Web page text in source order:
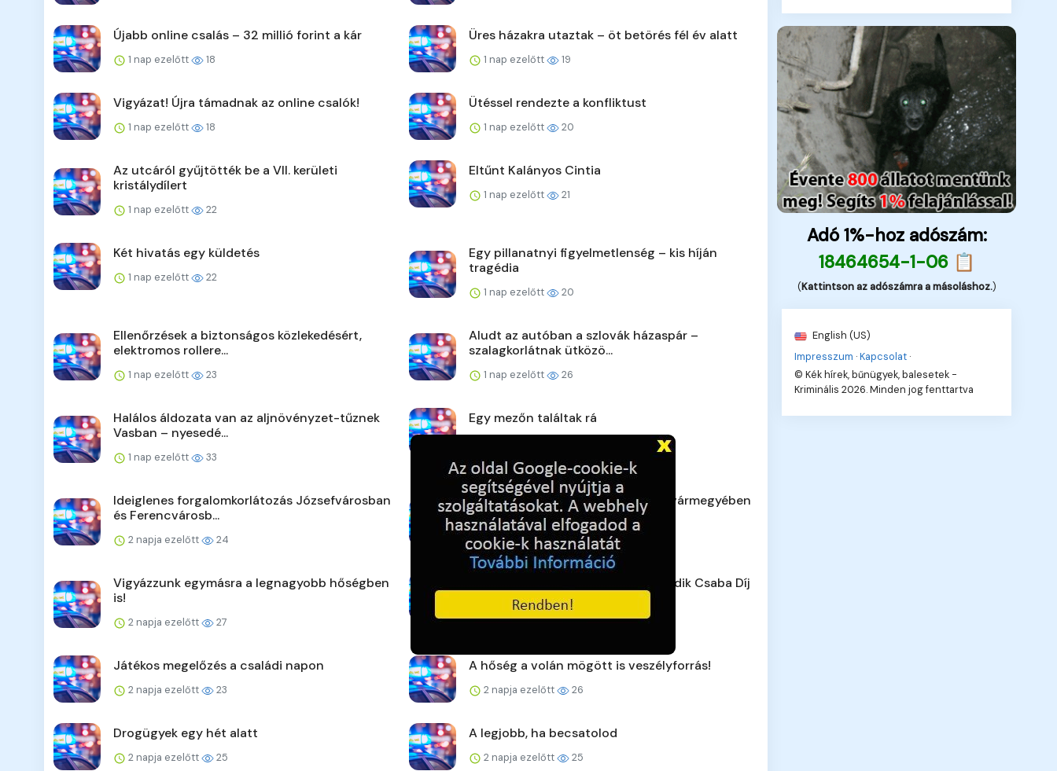
Újabb online csalás – 32 millió forint a kár
1 nap ezelőtt 18
Üres házakra utaztak – öt betörés fél év alatt
1 nap ezelőtt 19
Vigyázat! Újra támadnak az online csalók!
1 nap ezelőtt 18
Ütéssel rendezte a konfliktust
1 nap ezelőtt 20
Az utcáról gyűjtötték be a VII. kerületi
kristálydílert
1 nap ezelőtt 22
Eltűnt Kalányos Cintia
1 nap ezelőtt 21
Két hivatás egy küldetés
1 nap ezelőtt 22
Egy pillanatnyi figyelmetlenség – kis híján
tragédia
1 nap ezelőtt 20
Ellenőrzések a biztonságos közlekedésért,
elektromos rollere...
1 nap ezelőtt 23
Aludt az autóban a szlovák házaspár –
szalagkorlátnak ütközö...
1 nap ezelőtt 26
Halálos áldozata van az aljnövényzet-tűznek
Vasban – nyesedé...
1 nap ezelőtt 33
Egy mezőn találtak rá
Ideiglenes forgalomkorlátozás Józsefvárosban
és Ferencvárosb...
2 napja ezelőtt 24
Strandoljunk biztonságosan Pest vármegyében
is!
2 napja ezelőtt 26
Vigyázzunk egymásra a legnagyobb hőségben
is!
2 napja ezelőtt 27
Emlékezés, elismerés, tisztelet: Tündik Csaba Díj
2 napja ezelőtt 25
Játékos megelőzés a családi napon
2 napja ezelőtt 23
A hőség a volán mögött is veszélyforrás!
2 napja ezelőtt 26
Drogügyek egy hét alatt
2 napja ezelőtt 25
A legjobb, ha becsatolod
2 napja ezelőtt 25
Adó 1%-hoz adószám:
18464654-1-06 📋
(Kattintson az adószámra a másoláshoz.)
English (US)
Impresszum ·Kapcsolat ·
© Kék hírek, bűnügyek, balesetek -
Kriminális 2026. Minden jog fenttartva